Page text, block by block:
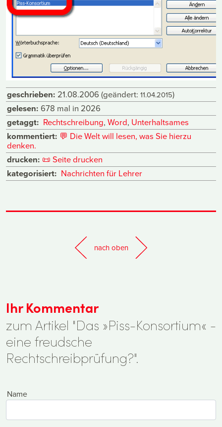
geschrieben: 21.08.2006 (geändert: 11.04.2015)
gelesen: 678 mal in 2026
getaggt: Rechtschreibung, Word, Unterhaltsames
kommentiert: 💬 Die Welt will lesen, was Sie hierzu
denken.
drucken: 📜 Seite drucken
kategorisiert: Nachrichten für Lehrer
nach oben
Ihr Kommentar
zum Artikel "Das »Piss-Konsortium« -
eine freudsche
Rechtschreibprüfung?".
Name